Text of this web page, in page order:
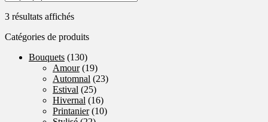
3 résultats affichésTrié
popularité
Catégories de produits
Bouquets (130)
Amour (19)
Automnal (23)
Estival (25)
Hivernal (16)
Printanier (10)